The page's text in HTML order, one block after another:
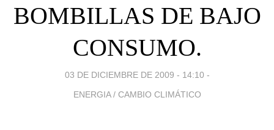
BOMBILLAS DE BAJO
CONSUMO.
03 DE DICIEMBRE DE 2009 - 14:10 -
ENERGIA / CAMBIO CLIMÁTICO